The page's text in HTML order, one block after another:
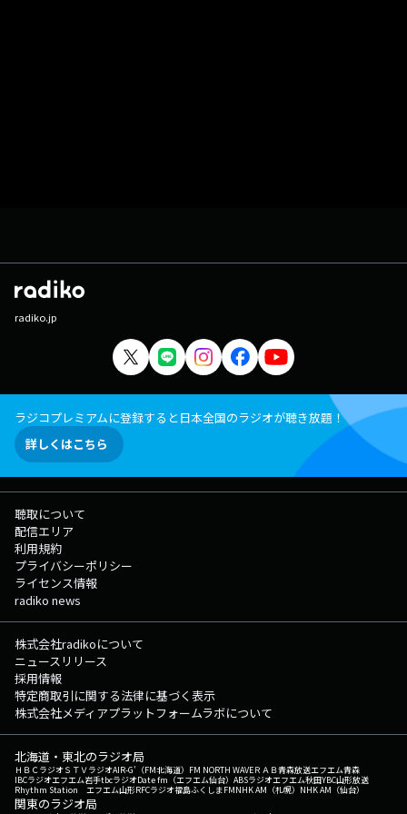
radiko.jp
ラジコプレミアムに登録すると日本全国のラジオが聴き放題！
詳しくはこちら
聴取について
配信エリア
利用規約
プライバシーポリシー
ライセンス情報
radiko news
株式会社radikoについて
ニュースリリース
採用情報
特定商取引に関する法律に基づく表示
株式会社メディアプラットフォームラボについて
北海道・東北のラジオ局
ＨＢＣラジオＳＴＶラジオAIR-G'（FM北海道） FM NORTH WAVEＲＡＢ青森放送エフエム青森
IBCラジオエフエム岩手tbcラジオDate fm（エフエム仙台） ABSラジオエフエム秋田YBC山形放送
Rhythm Station エフエム山形RFCラジオ福島ふくしまFMNHK AM（札幌） NHK AM（仙台）
関東のラジオ局